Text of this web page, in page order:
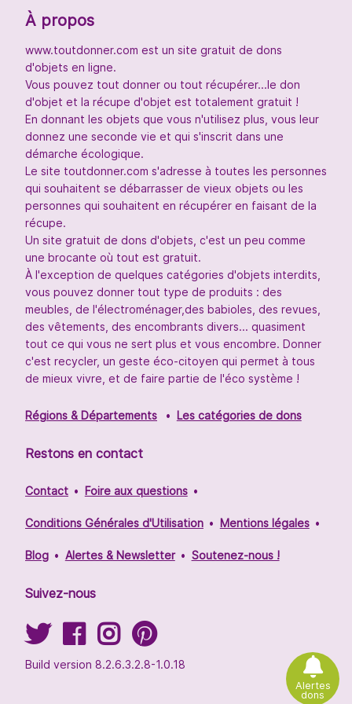
Alertes
dons
À propos
www.toutdonner.com est un site gratuit de dons
d'objets en ligne.
Vous pouvez tout donner ou tout récupérer...le don
d'objet et la récupe d'objet est totalement gratuit !
En donnant les objets que vous n'utilisez plus, vous leur
donnez une seconde vie et qui s'inscrit dans une
démarche écologique.
Le site toutdonner.com s'adresse à toutes les personnes
qui souhaitent se débarrasser de vieux objets ou les
personnes qui souhaitent en récupérer en faisant de la
récupe.
Un site gratuit de dons d'objets, c'est un peu comme
une brocante où tout est gratuit.
À l'exception de quelques catégories d'objets interdits,
vous pouvez donner tout type de produits : des
meubles, de l'électroménager,des babioles, des revues,
des vêtements, des encombrants divers... quasiment
tout ce qui vous ne sert plus et vous encombre. Donner
c'est recycler, un geste éco-citoyen qui permet à tous
de mieux vivre, et de faire partie de l'éco système !
Régions & Départements Les catégories de dons
Restons en contact
Contact Foire aux questions
Conditions Générales d'Utilisation Mentions légales
Blog Alertes & Newsletter Soutenez-nous !
Suivez-nous
Build version 8.2.6.3.2.8-1.0.18